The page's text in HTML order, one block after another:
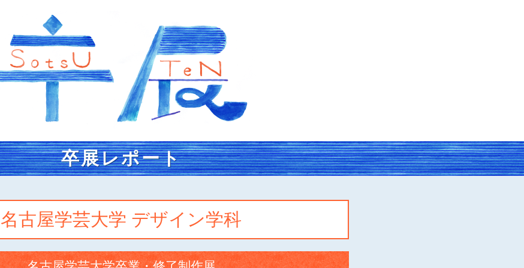
卒展レポート
名古屋学芸大学 デザイン学科